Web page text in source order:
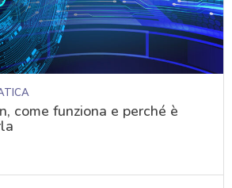
come funziona e perché è